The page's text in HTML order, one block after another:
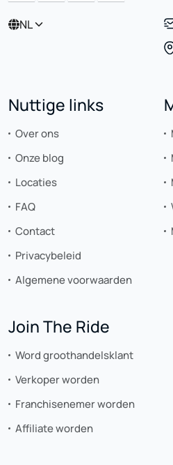
NL
Nuttige links
Over ons
Onze blog
Locaties
FAQ
Contact
Privacybeleid
Algemene voorwaarden
Join The Ride
Word groothandelsklant
Verkoper worden
Franchisenemer worden
Affiliate worden